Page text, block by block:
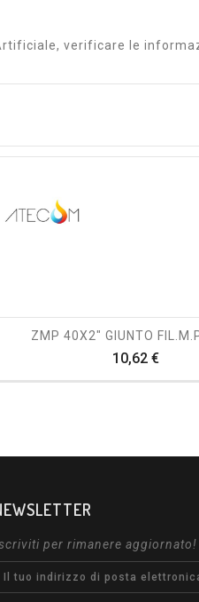
verificare le
ZMP 40X2" GIUNTO
10,62 €Prezzo
per rimanere aggiornato!